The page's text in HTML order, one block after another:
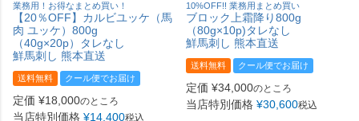
業務用！お得なまとめ買い！
【20％OFF】カルビユッケ（馬
肉 ユッケ）800g
（40g×20p）タレなし
鮮馬刺し 熊本直送
送料無料 クール便でお届け
定価 ¥18,000のところ
当店特別価格 ¥14,400税込
10%OFF!! 業務用まとめ買い
ブロック上霜降り800g
（80g×10p)タレなし
鮮馬刺し 熊本直送
送料無料 クール便でお届け
定価 ¥34,000のところ
当店特別価格 ¥30,600税込